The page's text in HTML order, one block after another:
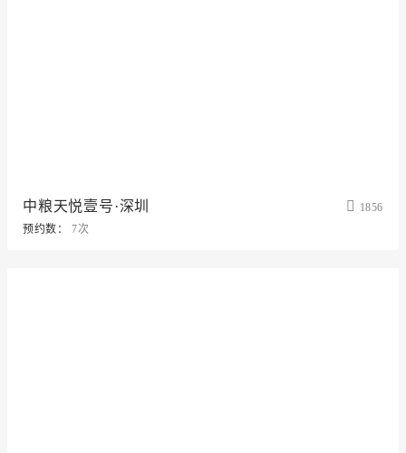
中粮天悦壹号·深圳
1856
预约数：
7次